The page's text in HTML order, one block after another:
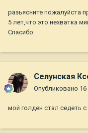
разьясните пожалуйста
5 лет,что это нехватка
Спасибо
Селунская
Опубликовано 16
мой голден стал седеть с